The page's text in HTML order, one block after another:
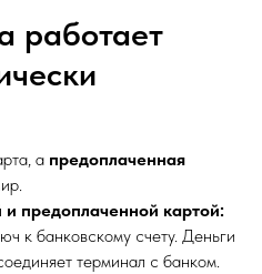
работает
а предоплаченная
предоплаченной картой:
к банковскому счету. Деньги
терминал с банком.